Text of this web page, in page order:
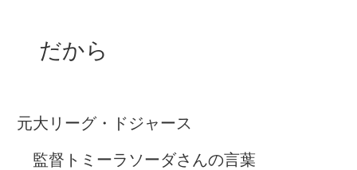
だから
元大リーグ・ドジャース
監督トミーラソーダさんの言葉